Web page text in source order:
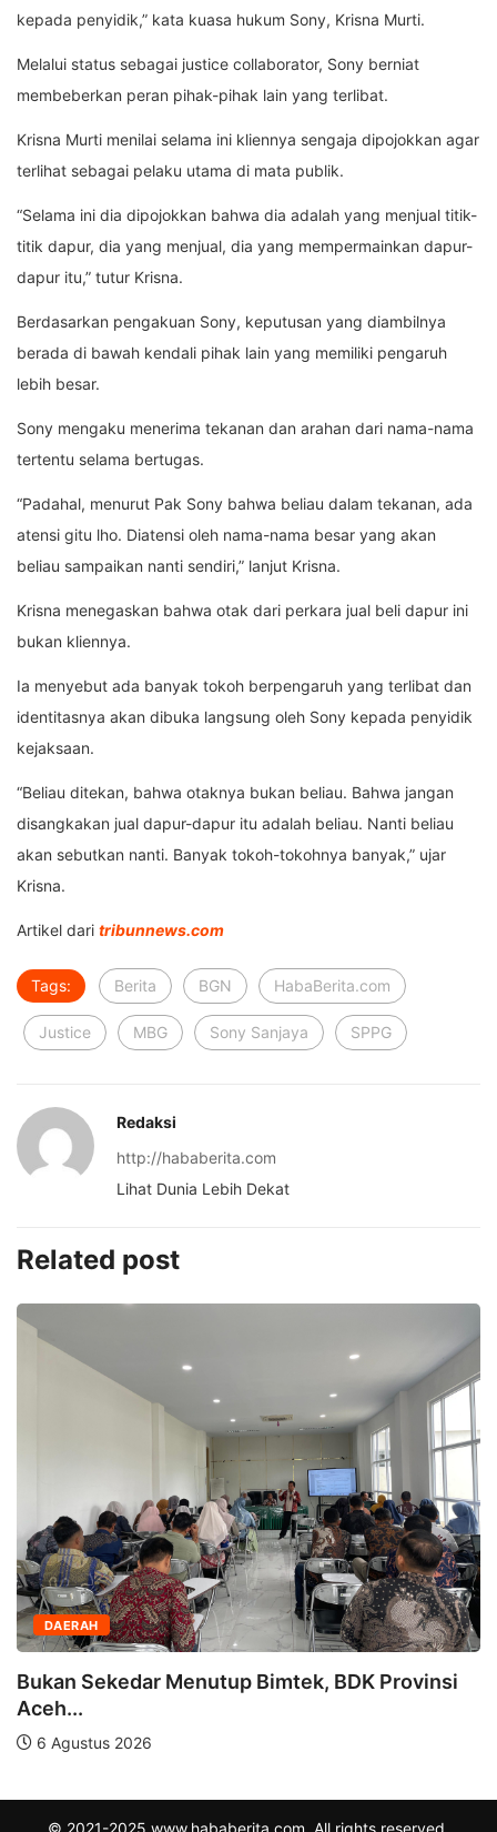
kepada penyidik,” kata kuasa hukum Sony, Krisna Murti.
Melalui status sebagai justice collaborator, Sony berniat
membeberkan peran pihak-pihak lain yang terlibat.
Krisna Murti menilai selama ini kliennya sengaja dipojokkan agar
terlihat sebagai pelaku utama di mata publik.
“Selama ini dia dipojokkan bahwa dia adalah yang menjual titik-
titik dapur, dia yang menjual, dia yang mempermainkan dapur-
dapur itu,” tutur Krisna.
Berdasarkan pengakuan Sony, keputusan yang diambilnya
berada di bawah kendali pihak lain yang memiliki pengaruh
lebih besar.
Sony mengaku menerima tekanan dan arahan dari nama-nama
tertentu selama bertugas.
“Padahal, menurut Pak Sony bahwa beliau dalam tekanan, ada
atensi gitu lho. Diatensi oleh nama-nama besar yang akan
beliau sampaikan nanti sendiri,” lanjut Krisna.
Krisna menegaskan bahwa otak dari perkara jual beli dapur ini
bukan kliennya.
Ia menyebut ada banyak tokoh berpengaruh yang terlibat dan
identitasnya akan dibuka langsung oleh Sony kepada penyidik
kejaksaan.
“Beliau ditekan, bahwa otaknya bukan beliau. Bahwa jangan
disangkakan jual dapur-dapur itu adalah beliau. Nanti beliau
akan sebutkan nanti. Banyak tokoh-tokohnya banyak,” ujar
Krisna.
Artikel dari tribunnews.com
Tags: Berita BGN HabaBerita.com
Justice MBG Sony Sanjaya SPPG
Redaksi
http://hababerita.com
Lihat Dunia Lebih Dekat
Related post
DAERAH
Bukan Sekedar Menutup Bimtek, BDK Provinsi
Aceh...
6 Agustus 2026
© 2021-2025 www.hababerita.com. All rights reserved.